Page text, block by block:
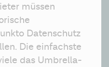
müssen
Datenschutz
Die einfachste
das Umbrella-